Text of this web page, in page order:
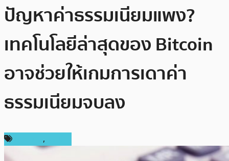
ปัญหาค่าธรรมเนียมแพง?
เทคโนโลยีล่าสุดของ Bitcoin
อาจช่วยให้เกมการเดาค่า
ธรรมเนียมจบลง
,